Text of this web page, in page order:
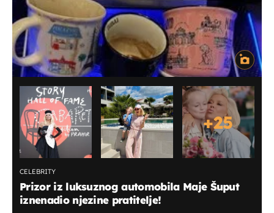
+25
CELEBRITY
Prizor iz luksuznog automobila Maje Šuput
iznenadio njezine pratitelje!